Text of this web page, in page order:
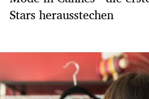
Stars herausstechen